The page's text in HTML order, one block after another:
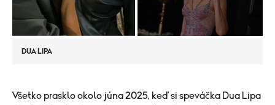
DUA LIPA
​Všetko prasklo okolo júna 2025, keď si speváčka Dua Lipa